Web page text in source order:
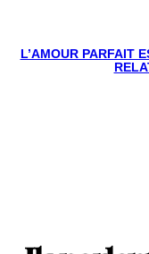
L’AMOUR PARFAIT